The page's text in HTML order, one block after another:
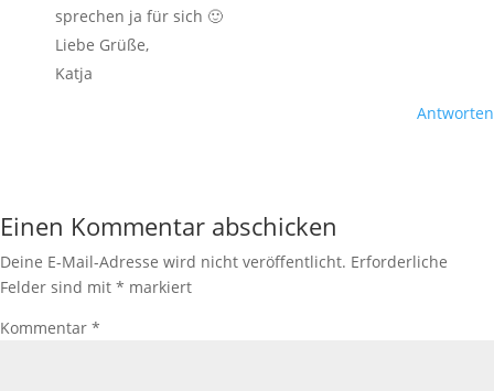
sprechen ja für sich 🙂
Liebe Grüße,
Katja
Antworten
Einen Kommentar abschicken
Deine E-Mail-Adresse wird nicht veröffentlicht. Erforderliche
Felder sind mit * markiert
Kommentar *